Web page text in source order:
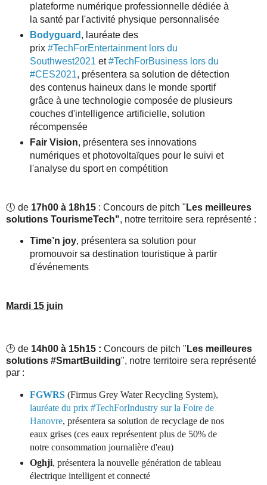
plateforme numérique professionnelle dédiée à
la santé par l'activité physique personnalisée
Bodyguard , lauréate des
prix #TechForEntertainment lors du
Southwest2021 et#TechForBusiness lors du
#CES2021, présentera sa solution de détection
des contenus haineux dans le monde sportif
grâce à une technologie composée de plusieurs
couches d'intelligence artificielle, solution
récompensée
Fair Vision, présentera ses innovations
numériques et photovoltaïques pour le suivi et
l'analyse du sport en compétition
🕔 de 17h00 à 18h15 : Concours de pitch " Les meilleures
solutions TourismeTech", notre territoire sera représenté :
Time’n joy, présentera sa solution pour
promouvoir sa destination touristique à partir
d'événements
Mardi 15 juin
🕑 de 14h00 à 15h15 : Concours de pitch " Les meilleures
solutions #SmartBuilding", notre territoire sera représenté
par :
FGWRS (Firmus Grey Water Recycling System),
lauréate du prix #TechForIndustry sur la Foire de
Hanovre, présentera sa solution de recyclage de nos
eaux grises (ces eaux représentent plus de 50% de
notre consommation journalière d'eau)
Oghji, présentera la nouvelle génération de tableau
électrique intelligent et connecté